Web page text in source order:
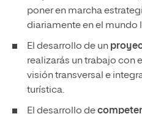
poner en marcha
diariamente en el mundo
El desarrollo de un
realizarás un trabajo con
visión transversal e
turística.
El desarrollo de